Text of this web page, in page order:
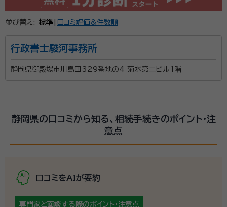
並び替え: 標準 口コミ評価&件数順
行政書士駿河事務所
静岡県御殿場市川島田329番地の4 菊水第二ビル1階
静岡県の口コミから知る、相続手続きのポイント・注
意点
口コミをAIが要約
専門家と面談する際のポイント・注意点